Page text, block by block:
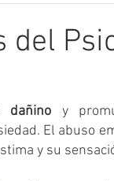
del
dañino y
El abuso
y su